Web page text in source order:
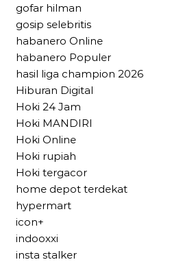
gofar hilman
gosip selebritis
habanero Online
habanero Populer
hasil liga champion 2026
Hiburan Digital
Hoki 24 Jam
Hoki MANDIRI
Hoki Online
Hoki rupiah
Hoki tergacor
home depot terdekat
hypermart
icon+
indooxxi
insta stalker